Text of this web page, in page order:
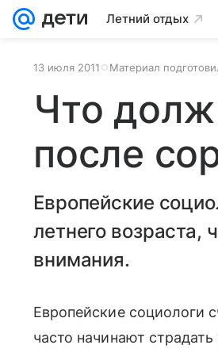
Летний отдых
13 июля 2011 Материал
Что
после
Европейские
летнего возраста,
внимания.
Европейские социологи
часто начинают